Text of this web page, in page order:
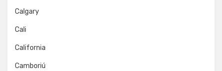
Calgary
Cali
California
Camboriú